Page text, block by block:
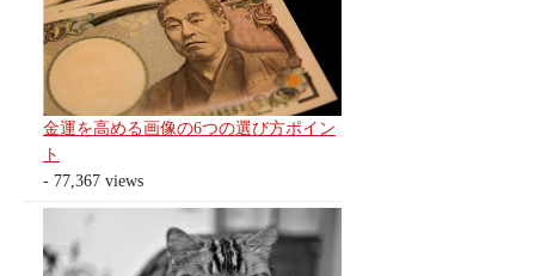
金運を高める画像の6つの選び方ポイン
ト
- 77,367 views